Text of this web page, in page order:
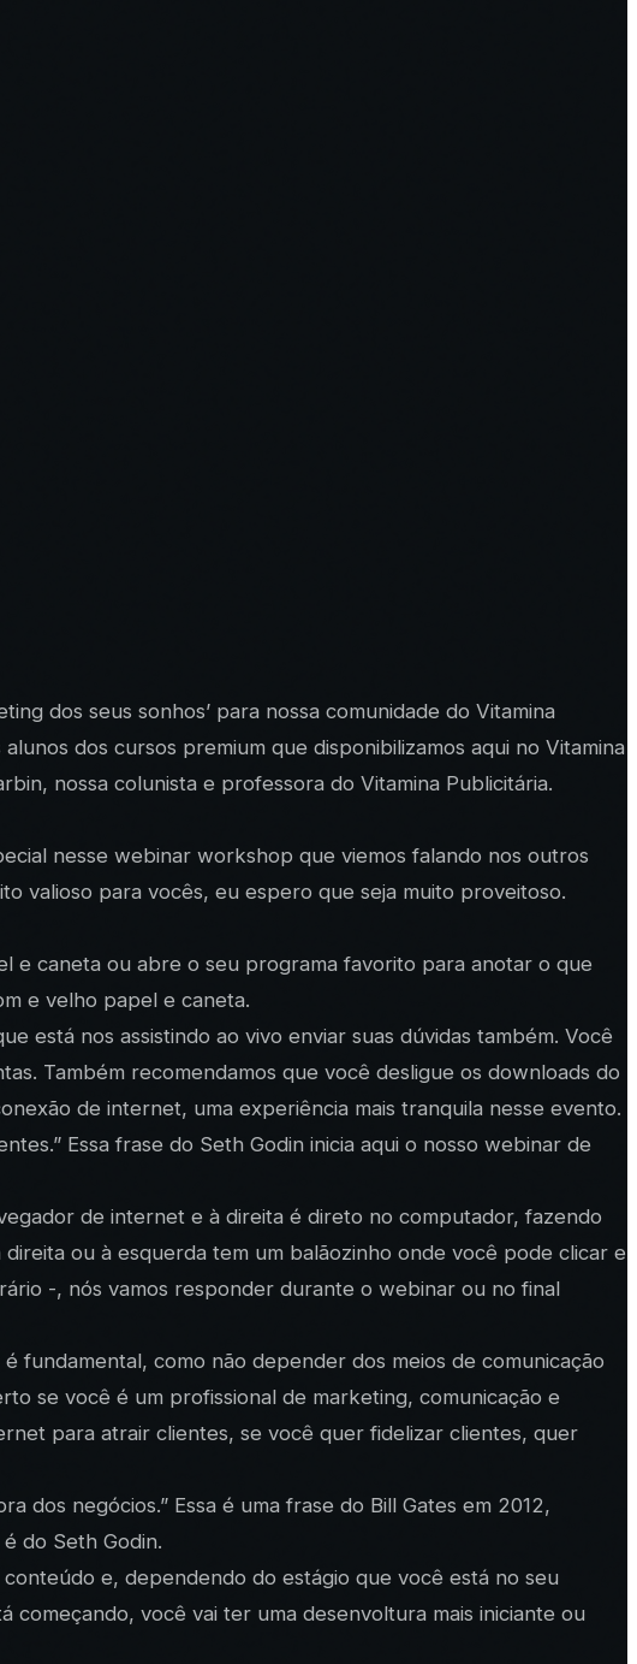
dos seus sonhos’ para nossa comunidade do Vitamina
dos cursos premium que disponibilizamos aqui no Vitamina
nossa colunista e professora do Vitamina Publicitária.
nesse webinar workshop que viemos falando nos outros
valioso para vocês, eu espero que seja muito proveitoso.
e caneta ou abre o seu programa favorito para anotar o que
e velho papel e caneta.
está nos assistindo ao vivo enviar suas dúvidas também. Você
Também recomendamos que você desligue os downloads do
de internet, uma experiência mais tranquila nesse evento.
Essa frase do Seth Godin inicia aqui o nosso webinar de
de internet e à direita é direto no computador, fazendo
ou à esquerda tem um balãozinho onde você pode clicar e
-, nós vamos responder durante o webinar ou no final
fundamental, como não depender dos meios de comunicação
se você é um profissional de marketing, comunicação e
para atrair clientes, se você quer fidelizar clientes, quer
dos negócios.” Essa é uma frase do Bill Gates em 2012,
do Seth Godin.
e, dependendo do estágio que você está no seu
começando, você vai ter uma desenvoltura mais iniciante ou